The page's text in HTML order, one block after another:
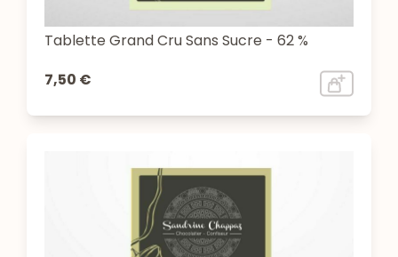
Tablette Grand Cru Sans Sucre - 62 %
7,50 €